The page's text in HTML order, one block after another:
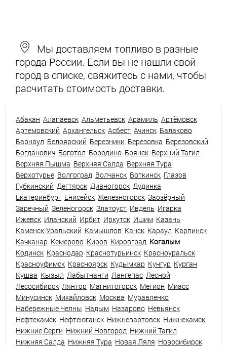
Мы доставляем топливо в разные
города России. Если вы не нашли свой
город в списке, свяжитесь с нами, чтобы
расчитать стоимость доставки.
Абакан Алапаевск Альметьевск Арамиль Артёмовск
Артемовский Архангельск Асбест Ачинск Балаково
Барнаул Белоярский Березники Березовка Березовский
Богданович Боготол Бородино Брянск Верхний Тагил
Верхняя Пышма Верхняя Салда Верхняя Тура
Верхотурье Волгоград Волчанск Воткинск Глазов
Губкинский Дегтярск Дивногорск Дудинка
Екатеринбург Енисейск Железногорск Заозёрный
Заречный Зеленогорск Златоуст Ивдель Игарка
Ижевск Иланский Ирбит Иркутск Ишим Казань
Каменск-Уральский Камышлов Канск Караул Карпинск
Качканар Кемерово Киров Кировград Когалым
Кодинск Краснодар Краснотурьинск Красноуральск
Красноуфимск Красноярск Кудымкар Кунгур Курган
Кушва Кызыл Лабытнанги Лангепас Лесной
Лесосибирск Лянтор Магнитогорск Мегион Миасс
Минусинск Михайловск Москва Муравленко
Набережные Челны Надым Назарово Невьянск
Нефтекамск Нефтеюганск Нижневартовск Нижнекамск
Нижние Серги Нижний Новгород Нижний Тагил
Нижняя Салда Нижняя Тура Новая Ляля Новосибирск